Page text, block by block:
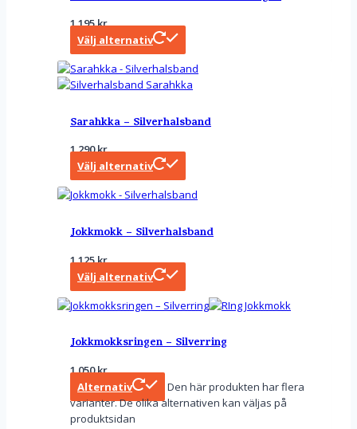
1 195kr
Välj alternativ
Sarahkka – Silverhalsband
1 290kr
Välj alternativ
Jokkmokk – Silverhalsband
1 125kr
Välj alternativ
Jokkmokksringen – Silverring
1 050kr
Alternativ
Den här produkten har flera
varianter. De olika alternativen kan väljas på
produktsidan